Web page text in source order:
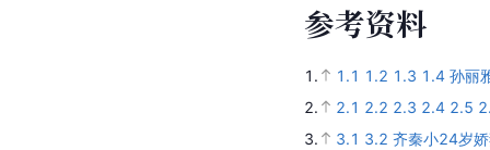
参考资料
1. 1.1 1.2 1.3 1.4 孙丽
2.
2.1 2.2 2.3 2.4 2.5
3.
3.1 3.2 齐秦小24岁